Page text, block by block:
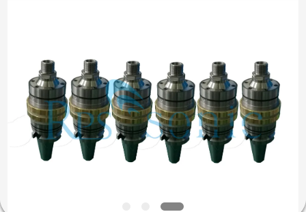
CASA
PRODOTTI
CIRCA